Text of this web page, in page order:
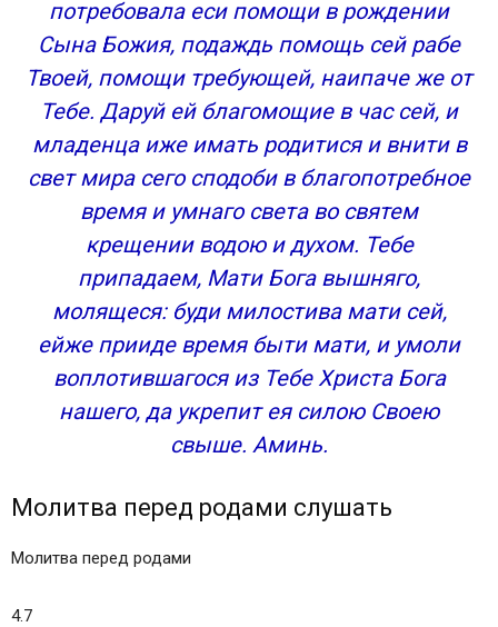
потребовала еси помощи в рождении
Сына Божия, подаждь помощь сей рабе
Твоей, помощи требующей, наипаче же от
Тебе. Даруй ей благомощие в час сей, и
младенца иже имать родитися и внити в
свет мира сего сподоби в благопотребное
время и умнаго света во святем
крещении водою и духом. Тебе
припадаем, Мати Бога вышняго,
молящеся: буди милостива мати сей,
ейже прииде время быти мати, и умоли
воплотившагося из Тебе Христа Бога
нашего, да укрепит ея силою Своею
свыше. Аминь.
Молитва перед родами слушать
Молитва перед родами
4.7